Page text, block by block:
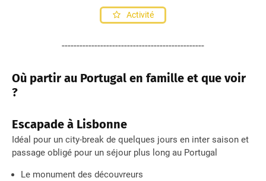
Activité
------------------------------------------------
Où partir au Portugal en famille et que voir
?
Escapade à Lisbonne
Idéal pour un city-break de quelques jours en inter saison et
passage obligé pour un séjour plus long au Portugal
Le monument des découvreurs